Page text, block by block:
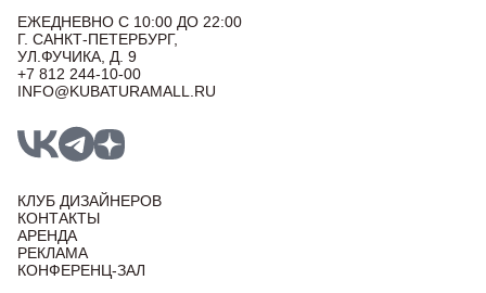
ЕЖЕДНЕВНО С 10:00 ДО 22:00
Г. САНКТ-ПЕТЕРБУРГ,
УЛ.ФУЧИКА, Д. 9
+7 812 244-10-00
INFO@KUBATURAMALL.RU
КЛУБ ДИЗАЙНЕРОВ
КОНТАКТЫ
АРЕНДА
РЕКЛАМА
КОНФЕРЕНЦ-ЗАЛ